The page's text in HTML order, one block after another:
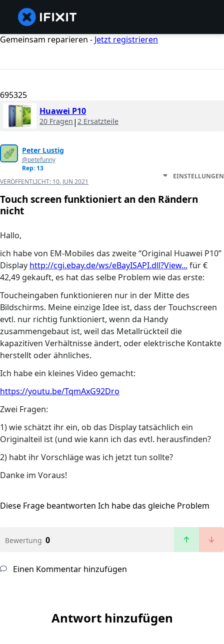
Gemeinsam reparieren - Jetzt registrieren
695325
Huawei P10
20 Fragen | 2 Ersatzteile
Peter Lustig
@petefunny
Rep: 13
VERÖFFENTLICHT: 10. JUN 2021
EINSTELLUNGEN
Touch screen funktioniert an den Rändern
nicht
Hallo,
ich habe von EM-Mobiles das zweite “Original Huawei P10”
Display http://cgi.ebay.de/ws/eBayISAPI.dll?View... für €
42,49 gekauft, es hat das selbe Problem wie das erste:
Toucheingaben funktionieren nur in der Mitte des
Bildschirms. Meine einzige Idee ist, dass der Touchscreen
evtl. nur richtig funktioniert, wenn da Handy
zusammengebaut ist, weil das Metallrückteil die
kapazitiven Verhältnisse ändert, oder elektrische Kontakte
herstellt oder ähnliches.
Ich habe ein kleines Video gemacht:
https://youtu.be/TqmAxG92Dro
Zwei Fragen:
1) wie schätzt ihr ein, ob das Display tatsächlich ein
Originalteil ist (und wie kann ich das evtl. herausfinden?
2) habt ihr Vorschläge was ich jetzt tun sollte?
Danke im Voraus!
Diese Frage beantworten Ich habe das gleiche Problem
Bewertung 0
Einen Kommentar hinzufügen
Antwort hinzufügen